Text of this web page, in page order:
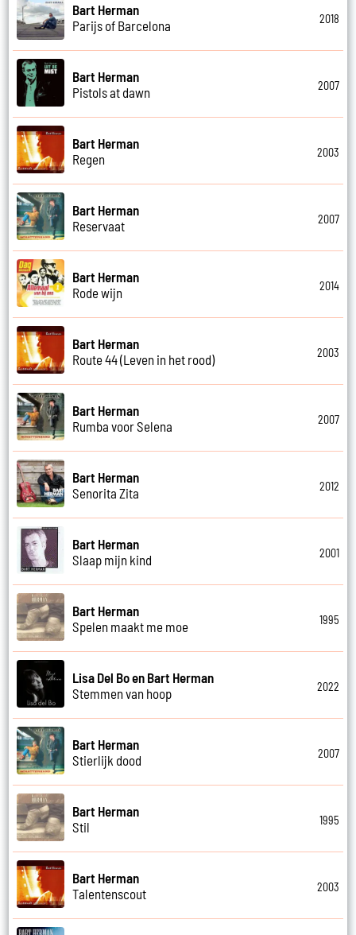
Bart Herman
Parijs of Barcelona
2018
Bart Herman
Pistols at dawn
2007
Bart Herman
Regen
2003
Bart Herman
Reservaat
2007
Bart Herman
Rode wijn
2014
Bart Herman
Route 44 (Leven in het rood)
2003
Bart Herman
Rumba voor Selena
2007
Bart Herman
Senorita Zita
2012
Bart Herman
Slaap mijn kind
2001
Bart Herman
Spelen maakt me moe
1995
Lisa Del Bo en Bart Herman
Stemmen van hoop
2022
Bart Herman
Stierlijk dood
2007
Bart Herman
Stil
1995
Bart Herman
Talentenscout
2003